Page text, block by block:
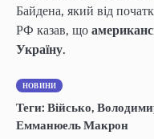
Байдена, який від
РФ казав, що
Україну.
НОВИНИ
Теги: Військо,
Емманюель Макрон